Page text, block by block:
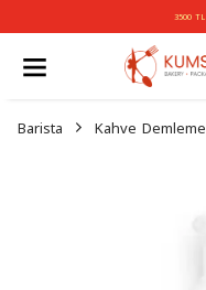
Barista Kahve Demleme